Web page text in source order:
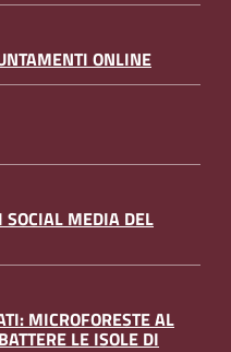
ONLINE
SOCIAL MEDIA DEL
MICROFORESTE AL
LE ISOLE DI